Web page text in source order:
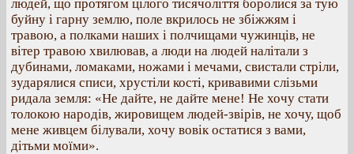
людей, що протягом цілого тисячоліття боролися за тую
буйну і гарну землю, поле вкрилось не збіжжям і
травою, а полками наших і полчищами чужинців, не
вітер травою хвилював, а люди на людей налітали з
дубинами, ломаками, ножами і мечами, свистали стріли,
зударялися списи, хрустіли кості, кривавими слізьми
ридала земля: «Не дайте, не дайте мене! Не хочу стати
толокою народів, жировищем людей-звірів, не хочу, щоб
мене живцем білували, хочу вовік остатися з вами,
дітьми моїми».